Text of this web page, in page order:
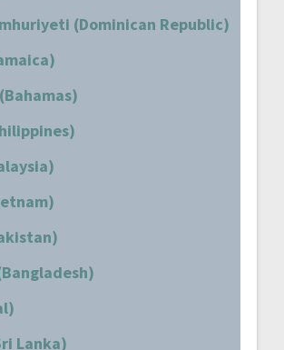
(Dominican Republic)
Lanka)